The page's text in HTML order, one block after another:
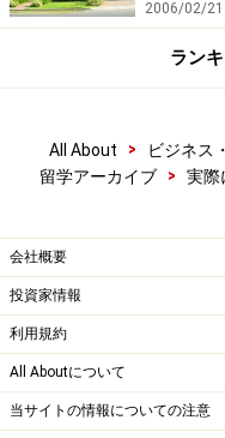
2006/02/21
ラン
All About > ビジネス
留学アーカイブ
> 実際
会社概要
投資家情報
利用規約
All Aboutについて
当サイトの情報についての注意